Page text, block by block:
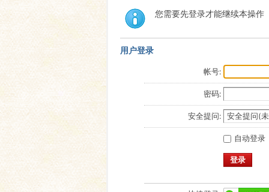
您需要先登录才能继续本操作
用户登录
帐号:
密码:
安全提问:
自动登录
登录